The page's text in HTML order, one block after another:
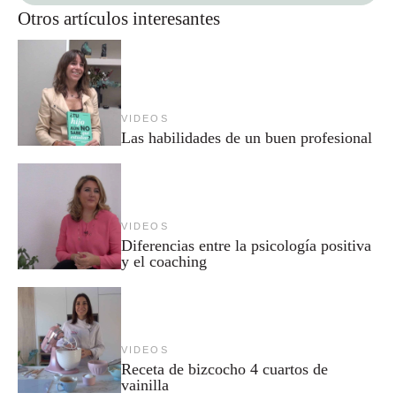
Otros artículos interesantes
VIDEOS
Las habilidades de un buen profesional
VIDEOS
Diferencias entre la psicología positiva
y el coaching
VIDEOS
Receta de bizcocho 4 cuartos de
vainilla